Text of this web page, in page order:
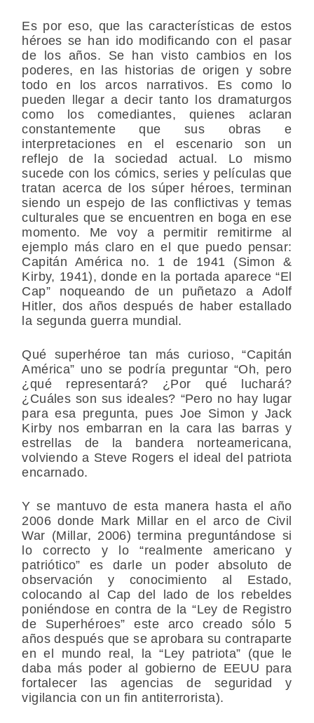
Es por eso, que las características de estos
héroes se han ido modificando con el pasar
de los años. Se han visto cambios en los
poderes, en las historias de origen y sobre
todo en los arcos narrativos. Es como lo
pueden llegar a decir tanto los dramaturgos
como los comediantes, quienes aclaran
constantemente que sus obras e
interpretaciones en el escenario son un
reflejo de la sociedad actual. Lo mismo
sucede con los cómics, series y películas que
tratan acerca de los súper héroes, terminan
siendo un espejo de las conflictivas y temas
culturales que se encuentren en boga en ese
momento. Me voy a permitir remitirme al
ejemplo más claro en el que puedo pensar:
Capitán América no. 1 de 1941 (Simon &
Kirby, 1941), donde en la portada aparece “El
Cap” noqueando de un puñetazo a Adolf
Hitler, dos años después de haber estallado
la segunda guerra mundial.
Qué superhéroe tan más curioso, “Capitán
América” uno se podría preguntar “Oh, pero
¿qué representará? ¿Por qué luchará?
¿Cuáles son sus ideales? “Pero no hay lugar
para esa pregunta, pues Joe Simon y Jack
Kirby nos embarran en la cara las barras y
estrellas de la bandera norteamericana,
volviendo a Steve Rogers el ideal del patriota
encarnado.
Y se mantuvo de esta manera hasta el año
2006 donde Mark Millar en el arco de Civil
War (Millar, 2006) termina preguntándose si
lo correcto y lo “realmente americano y
patriótico” es darle un poder absoluto de
observación y conocimiento al Estado,
colocando al Cap del lado de los rebeldes
poniéndose en contra de la “Ley de Registro
de Superhéroes” este arco creado sólo 5
años después que se aprobara su contraparte
en el mundo real, la “Ley patriota” (que le
daba más poder al gobierno de EEUU para
fortalecer las agencias de seguridad y
vigilancia con un fin antiterrorista).